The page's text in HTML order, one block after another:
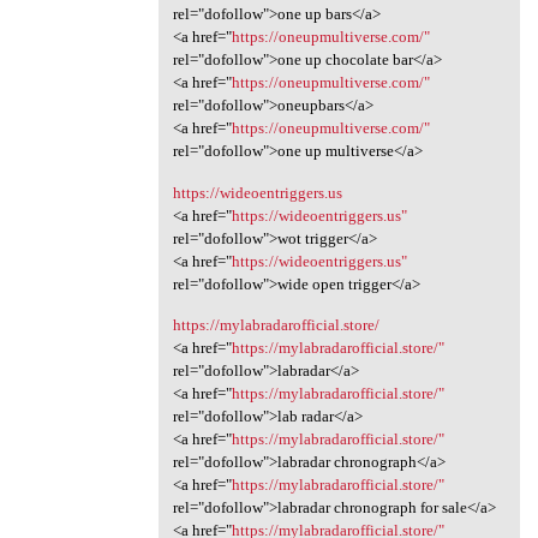
rel="dofollow">one up bars</a>
<a href="https://oneupmultiverse.com/"
rel="dofollow">one up chocolate bar</a>
<a href="https://oneupmultiverse.com/"
rel="dofollow">oneupbars</a>
<a href="https://oneupmultiverse.com/"
rel="dofollow">one up multiverse</a>
https://wideoentriggers.us
<a href="https://wideoentriggers.us"
rel="dofollow">wot trigger</a>
<a href="https://wideoentriggers.us"
rel="dofollow">wide open trigger</a>
https://mylabradarofficial.store/
<a href="https://mylabradarofficial.store/"
rel="dofollow">labradar</a>
<a href="https://mylabradarofficial.store/"
rel="dofollow">lab radar</a>
<a href="https://mylabradarofficial.store/"
rel="dofollow">labradar chronograph</a>
<a href="https://mylabradarofficial.store/"
rel="dofollow">labradar chronograph for sale</a>
<a href="https://mylabradarofficial.store/"